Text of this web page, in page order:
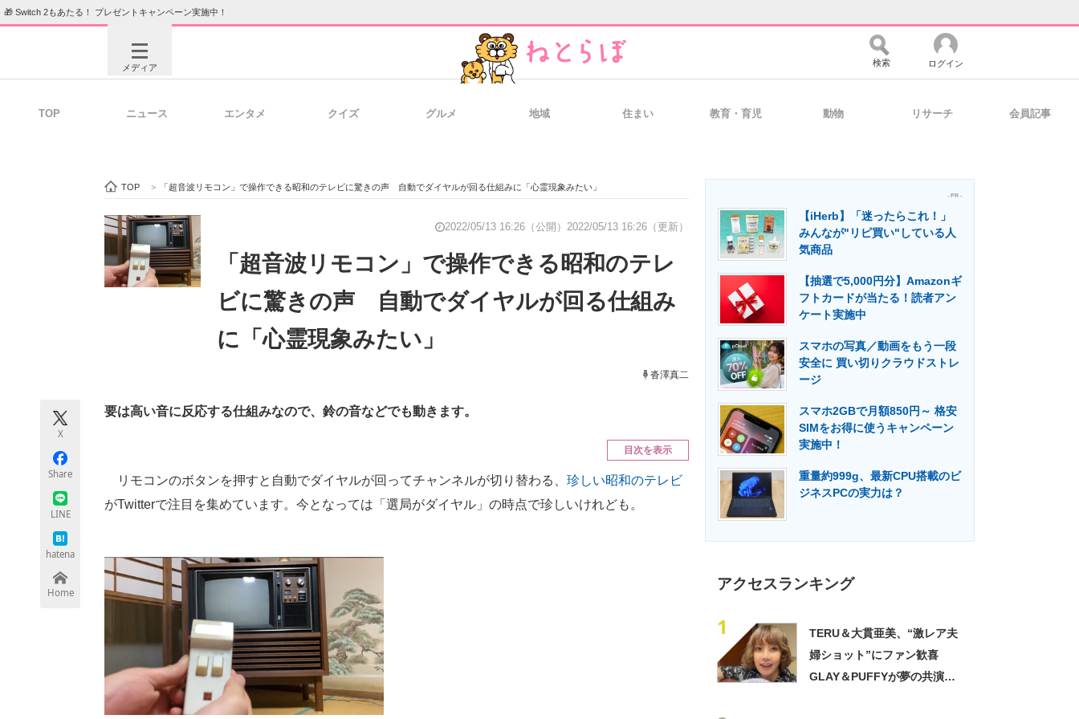
🎁 Switch 2もあたる！ プレゼントキャンペーン実施中！
メディア
ビジネスと働き方のヒント 経営リーダーのコミュニティ マーケ×ITの今がよく分かる
ITエンジニア向け専門サイト 企業向けIT製品の総合サイト IT製品の技術・比較・事例 製造業のIT導入・活用を支援
エネルギーの専門メディア 建設×テクノロジーの最前線
検索 ログイン
TOP ニュース エンタメ クイズ グルメ 地域 住まい 教育・育児 動物 リサーチ 会員記事
TOP > 「超音波リモコン」で操作できる昭和のテレビに驚きの声 自動でダイヤルが回る仕組みに「心霊現象みたい」
2022/05/13 16:26（公開） 2022/05/13 16:26（更新）
「超音波リモコン」で操作できる昭和のテレ
ビに驚きの声 自動でダイヤルが回る仕組み
に「心霊現象みたい」
沓澤真二
X
Share
LINE
hatena
Home
要は高い音に反応する仕組みなので、鈴の音などでも動きます。
目次を表示
リモコンのボタンを押すと自動でダイヤルが回ってチャンネルが切り替わる、 珍しい昭和のテレビ
がTwitterで注目を集めています。今となっては「選局がダイヤル」の時点で珍しいけれども。
- PR -
【iHerb】「迷ったらこれ！」
みんなが"リピ買い"している人
気商品
【抽選で5,000円分】Amazonギ
フトカードが当たる！読者アン
ケート実施中
スマホの写真／動画をもう一段
安全に 買い切りクラウドストレ
ージ
スマホ2GBで月額850円～ 格安
SIMをお得に使うキャンペーン
実施中！
重量約999g、最新CPU搭載のビ
ジネスPCの実力は？
アクセスランキング
1
TERU＆大貫亜美、“激レア夫
婦ショット”にファン歓喜
GLAY＆PUFFYが夢の共演